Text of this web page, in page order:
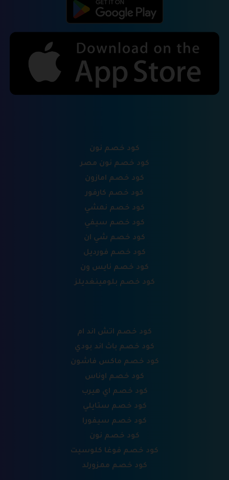
كود خصم نون
كود خصم نون مصر
كود خصم امازون
كود خصم كارفور
كود خصم نمشي
كود خصم سيفي
كود خصم شي ان
كود خصم فورديل
كود خصم نايس ون
كود خصم بلومينغديلز
كود خصم اتش اند ام
كود خصم باث اند بودي
كود خصم ماكس فاشون
كود خصم اوناس
كود خصم اي هيرب
كود خصم ستايلي
كود خصم سيفورا
كود خصم نون
كود خصم فوغا كلوسيت
كود خصم ممزورلد